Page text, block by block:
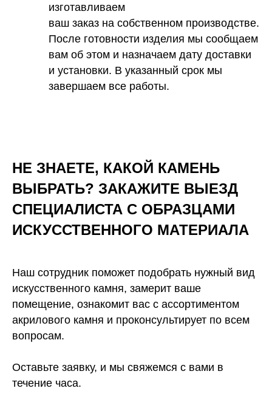
изготавливаем
ваш заказ на собственном производстве.
После готовности изделия мы сообщаем
вам об этом и назначаем дату доставки
и установки. В указанный срок мы
завершаем все работы.
НЕ ЗНАЕТЕ, КАКОЙ КАМЕНЬ
ВЫБРАТЬ? ЗАКАЖИТЕ ВЫЕЗД
СПЕЦИАЛИСТА С ОБРАЗЦАМИ
ИСКУССТВЕННОГО МАТЕРИАЛА
Наш сотрудник поможет подобрать нужный вид
искусственного камня, замерит ваше
помещение, ознакомит вас с ассортиментом
акрилового камня и проконсультирует по всем
вопросам.
Оставьте заявку, и мы свяжемся с вами в
течение часа.